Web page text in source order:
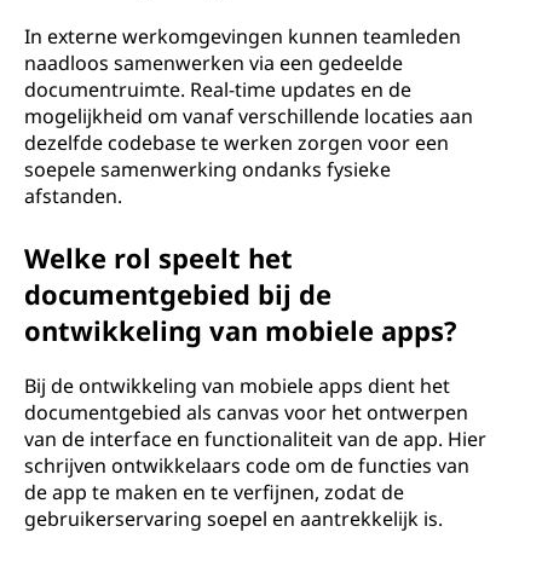
In externe werkomgevingen kunnen teamleden
naadloos samenwerken via een gedeelde
documentruimte. Real-time updates en de
mogelijkheid om vanaf verschillende locaties aan
dezelfde codebase te werken zorgen voor een
soepele samenwerking ondanks fysieke
afstanden.
Welke rol speelt het
documentgebied bij de
ontwikkeling van mobiele apps?
Bij de ontwikkeling van mobiele apps dient het
documentgebied als canvas voor het ontwerpen
van de interface en functionaliteit van de app. Hier
schrijven ontwikkelaars code om de functies van
de app te maken en te verfijnen, zodat de
gebruikerservaring soepel en aantrekkelijk is.